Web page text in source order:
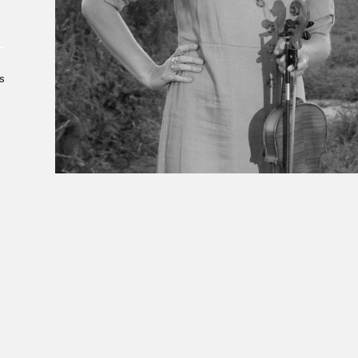
À propos du Salon
Liste des exposant·e·s
Liste des auteur·rice·s